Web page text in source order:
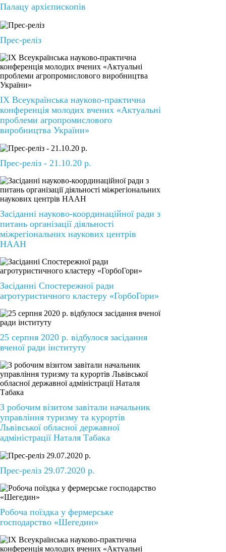
Палацу архієпископів
Прес-реліз
ІХ Всеукраїнська науково-практична
конференція молодих вчених «Актуальні
проблеми агропромислового
виробництва України»
Прес-реліз - 21.10.20 р.
Засіданні науково-координаційної ради з
питань організації діяльності
міжрегіональних наукових центрів
НААН
Засіданні Спостережної ради
агротуристичного кластеру «ГорбоГори»
25 серпня 2020 р. відбулося засідання
вченої ради інституту
З робочим візитом завітали начальник
управління туризму та курортів
Львівської обласної державної
адміністрації Наталя Табака
Прес-реліз 29.07.2020 р.
Робоча поїздка у фермерське
господарство «Шегедин»